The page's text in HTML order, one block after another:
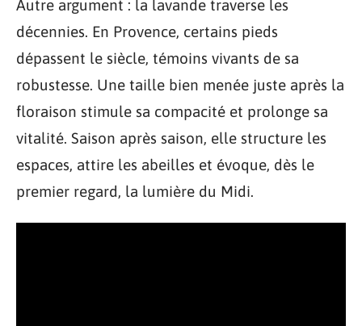
Autre argument : la lavande traverse les
décennies. En Provence, certains pieds
dépassent le siècle, témoins vivants de sa
robustesse. Une taille bien menée juste après la
floraison stimule sa compacité et prolonge sa
vitalité. Saison après saison, elle structure les
espaces, attire les abeilles et évoque, dès le
premier regard, la lumière du Midi.